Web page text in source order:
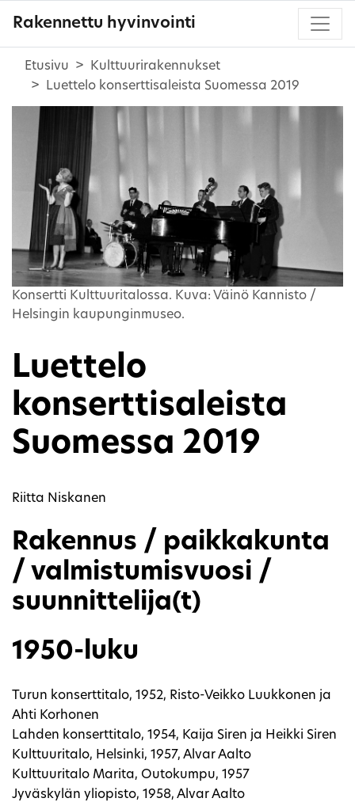
Rakennettu hyvinvointi
Etusivu
Kulttuurirakennukset
Luettelo konserttisaleista Suomessa 2019
Konsertti Kulttuuritalossa. Kuva: Väinö Kannisto /
Helsingin kaupunginmuseo.
Luettelo
konserttisaleista
Suomessa 2019
Riitta Niskanen
Rakennus / paikkakunta
/ valmistumisvuosi /
suunnittelija(t)
1950-luku
Turun konserttitalo, 1952, Risto-Veikko Luukkonen ja
Ahti Korhonen
Lahden konserttitalo, 1954, Kaija Siren ja Heikki Siren
Kulttuuritalo, Helsinki, 1957, Alvar Aalto
Kulttuuritalo Marita, Outokumpu, 1957
Jyväskylän yliopisto, 1958, Alvar Aalto